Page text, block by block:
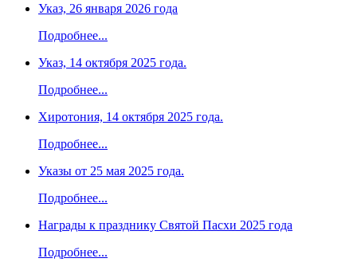
Указ, 26 января 2026 года
Подробнее...
Указ, 14 октября 2025 года.
Подробнее...
Хиротония, 14 октября 2025 года.
Подробнее...
Указы от 25 мая 2025 года.
Подробнее...
Награды к празднику Святой Пасхи 2025 года
Подробнее...